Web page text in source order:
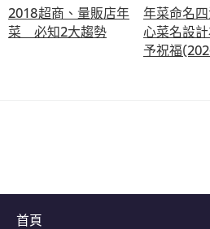
2018超商、量販店年
菜 必知2大趨勢
年菜命名
心菜名設
予祝福
首頁